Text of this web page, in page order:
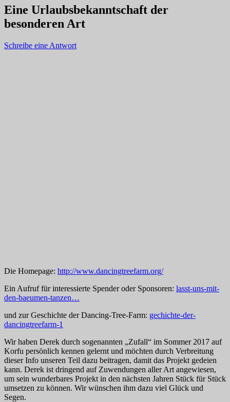
Eine Urlaubsbekanntschaft der
besonderen Art
Schreibe eine Antwort
Die Homepage: http://www.dancingtreefarm.org/
Ein Aufruf für interessierte Spender oder Sponsoren: lasst-uns-mit-
den-baeumen-tanzen…
und zur Geschichte der Dancing-Tree-Farm: gechichte-der-
dancingtreefarm-1
Wir haben Derek durch sogenannten „Zufall“ im Sommer 2017 auf
Korfu persönlich kennen gelernt und möchten durch Verbreitung
dieser Info unseren Teil dazu beitragen, damit das Projekt gedeien
kann. Derek ist dringend auf Zuwendungen aller Art angewiesen,
um sein wunderbares Projekt in den nächsten Jahren Stück für Stück
umsetzen zu können. Wir wünschen ihm dazu viel Glück und
Segen.